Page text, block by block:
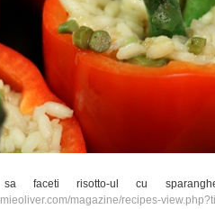
faceti risotto-ul cu
magazine/recipes-